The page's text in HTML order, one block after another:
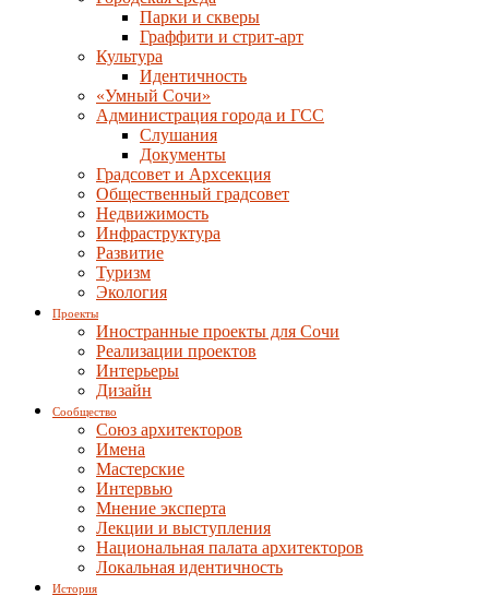
Парки и скверы
Граффити и стрит-арт
Культура
Идентичность
«Умный Сочи»
Администрация города и ГСС
Слушания
Документы
Градсовет и Архсекция
Общественный градсовет
Недвижимость
Инфраструктура
Развитие
Туризм
Экология
Проекты
Иностранные проекты для Сочи
Реализации проектов
Интерьеры
Дизайн
Сообщество
Союз архитекторов
Имена
Мастерские
Интервью
Мнение эксперта
Лекции и выступления
Национальная палата архитекторов
Локальная идентичность
История